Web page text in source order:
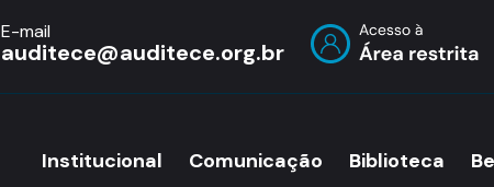
E-mail
auditece@auditece.org.br
Institucional Comunicação Biblioteca